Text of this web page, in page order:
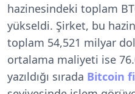
hazinesindeki toplam
yükseldi. Şirket, bu
toplam 54,521 milyar
ortalama maliyeti ise
yazıldığı sırada Bitcoin